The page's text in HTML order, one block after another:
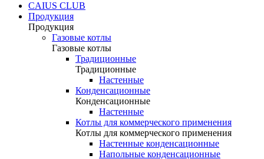
CAIUS CLUB
Продукция
Продукция
Газовые котлы
Газовые котлы
Традиционные
Традиционные
Настенные
Конденсационные
Конденсационные
Настенные
Котлы для коммерческого применения
Котлы для коммерческого применения
Настенные конденсационные
Напольные конденсационные